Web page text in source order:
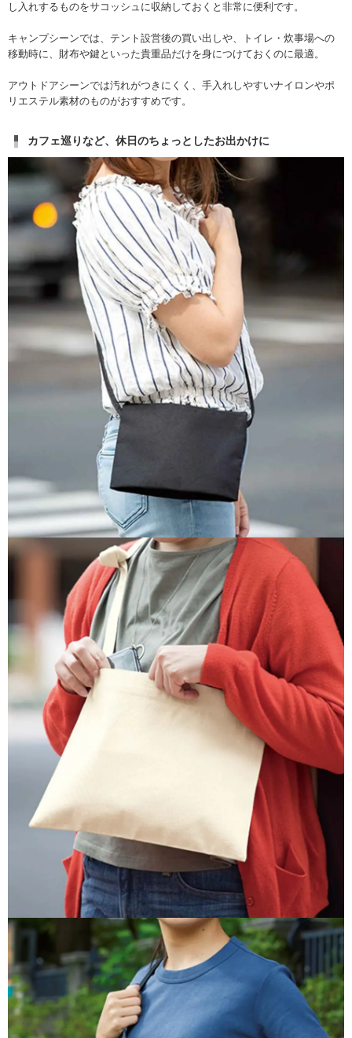
し入れするものをサコッシュに収納しておくと非常に便利です。
キャンプシーンでは、テント設営後の買い出しや、トイレ・炊事場への
移動時に、財布や鍵といった貴重品だけを身につけておくのに最適。
アウトドアシーンでは汚れがつきにくく、手入れしやすいナイロンやポ
リエステル素材のものがおすすめです。
カフェ巡りなど、休日のちょっとしたお出かけに